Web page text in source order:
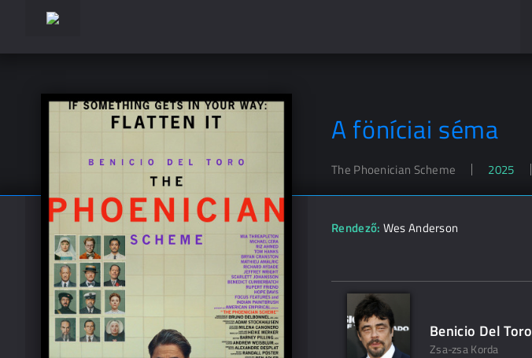
A föníciai séma
The Phoenician Scheme 2025
Rendező: Wes Anderson
Benicio Del Toro
Zsa-zsa Korda